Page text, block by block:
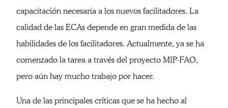
capacitación necesaria a los nuevos facilitadores. La
calidad de las ECAs depende en gran medida de las
habilidades de los facilitadores. Actualmente, ya se ha
comenzado la tarea a través del proyecto MIP-FAO,
pero aún hay mucho trabajo por hacer.
Una de las principales críticas que se ha hecho al